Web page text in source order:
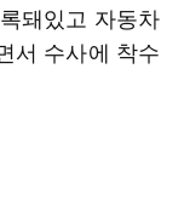
돼있고 자동차
서 수사에 착수